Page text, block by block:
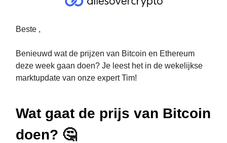
Beste ,
Benieuwd wat de prijzen van Bitcoin en Ethereum
deze week gaan doen? Je leest het in de wekelijkse
marktupdate van onze expert Tim!
Wat gaat de prijs van Bitcoin
doen? 🤔